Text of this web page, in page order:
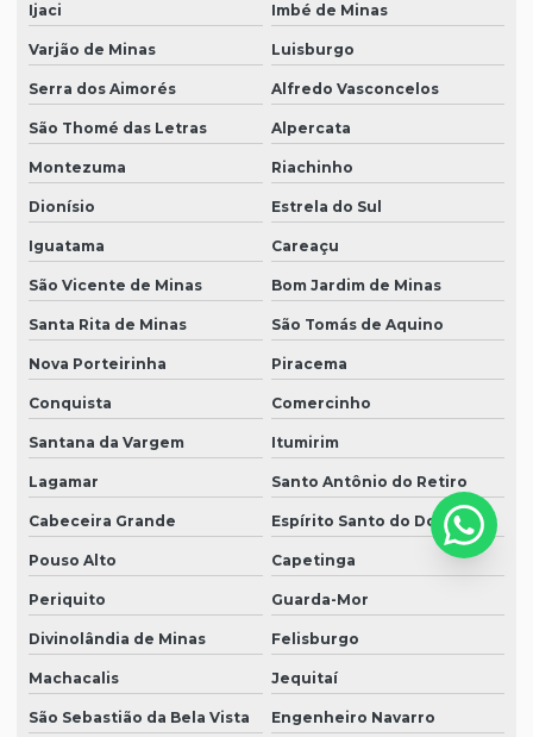
Ijaci Imbé de Minas
Varjão de Minas Luisburgo
Serra dos Aimorés Alfredo Vasconcelos
São Thomé das Letras Alpercata
Montezuma Riachinho
Dionísio Estrela do Sul
Iguatama Careaçu
São Vicente de Minas Bom Jardim de Minas
Santa Rita de Minas São Tomás de Aquino
Nova Porteirinha Piracema
Conquista Comercinho
Santana da Vargem Itumirim
Lagamar Santo Antônio do Retiro
Cabeceira Grande Espírito Santo do Dourado
Pouso Alto Capetinga
Periquito Guarda-Mor
Divinolândia de Minas Felisburgo
Machacalis Jequitaí
São Sebastião da Bela Vista Engenheiro Navarro